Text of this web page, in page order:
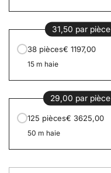
31,50 par pièce
38 pièces€ 1197,00
15 m haie
29,00 par pièce
125 pièces€ 3625,00
50 m haie